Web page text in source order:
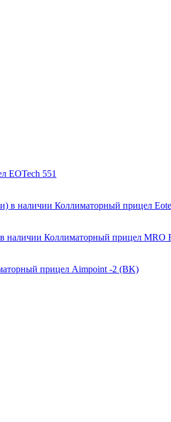
EOTech 551
в наличии Коллиматорный прицел
в наличии Коллиматорный прицел MRO
прицел Aimpoint -2 (BK)